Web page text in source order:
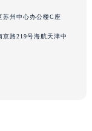
苏州中心办公楼C座
京路219号海航天津中